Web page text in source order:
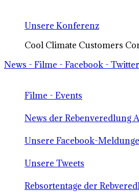
Unsere Konferenz
Cool Climate Customers
News - Filme - Facebook - Twitter
Filme - Events
News der Rebenveredlung
Unsere Facebook-
Unsere Tweets
Rebsortentage der